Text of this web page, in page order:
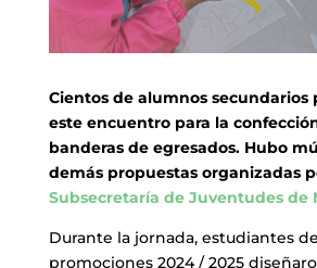
Cientos de alumnos
este encuentro para la
banderas de egresados. Hubo
demás propuestas organizadas
Subsecretaría de Juventudes de
Durante la jornada, estudiantes
promociones 2024 / 2025